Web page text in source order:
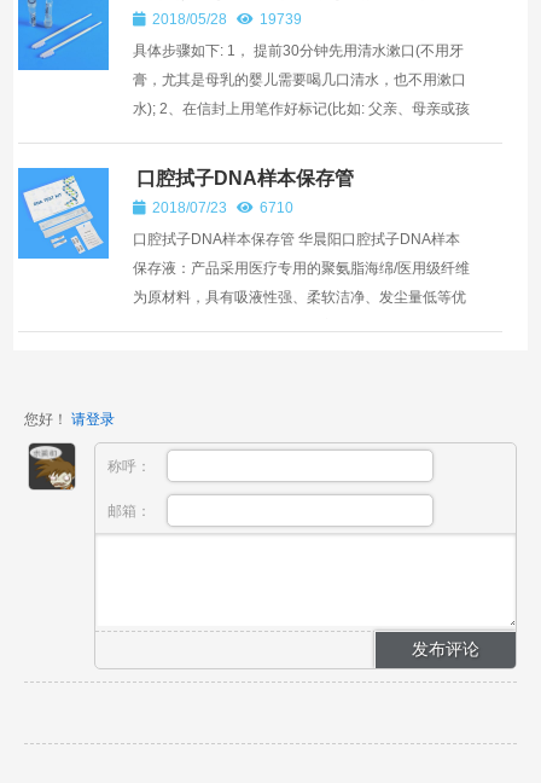
操作流程
2018/05/28
19739
具体步骤如下: 1， 提前30分钟先用清水漱口(不用牙
膏，尤其是母乳的婴儿需要喝几口清水，也不用漱口
水); 2、在信封上用笔作好标记(比如: 父亲、母亲或孩
签...
口腔拭子DNA样本保存管
2018/07/23
6710
口腔拭子DNA样本保存管 华晨阳口腔拭子DNA样本
保存液：产品采用医疗专用的聚氨脂海绵/医用级纤维
为原材料，具有吸液性强、柔软洁净、发尘量低等优
您好！ 请登录
称呼：
邮箱：